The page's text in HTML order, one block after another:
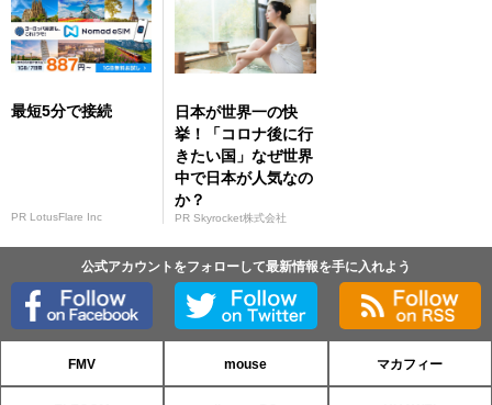
最短5分で接続
PR LotusFlare Inc
日本が世界一の快
挙！「コロナ後に行
きたい国」なぜ世界
中で日本が人気なの
か？
PR Skyrocket株式会社
公式アカウントをフォローして最新情報を手に入れよう
FMV mouse マカフィー